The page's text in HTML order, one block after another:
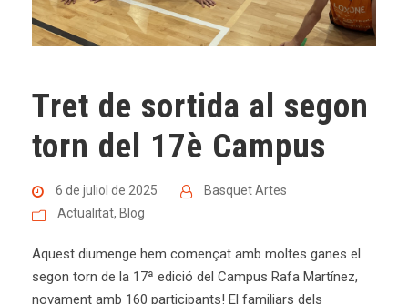
Tret de sortida al segon
torn del 17è Campus
6 de juliol de 2025
Basquet Artes
Actualitat, Blog
Aquest diumenge hem començat amb moltes ganes el
segon torn de la 17ª edició del Campus Rafa Martínez,
novament amb 160 participants! El familiars dels